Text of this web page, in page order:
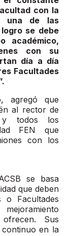
con la
una de las
se debe
académico,
con su
día a día
Facultades
agregó que
al rector de
y todos los
FEN que
con los
se basa
que deben
o Facultades
Sus
en la